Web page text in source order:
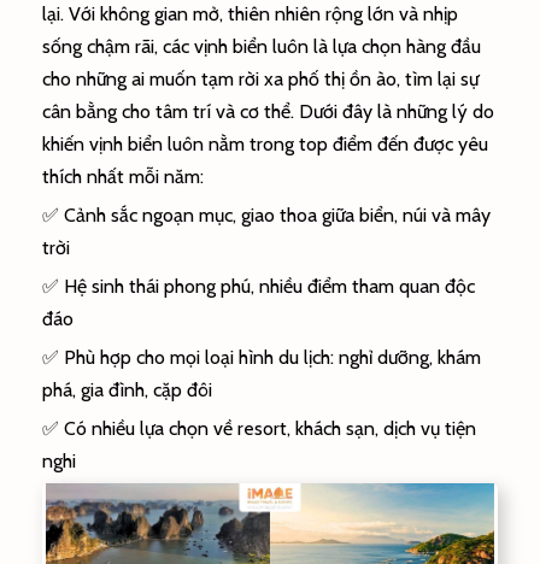
lại. Với không gian mở, thiên nhiên rộng lớn và nhịp
sống chậm rãi, các vịnh biển luôn là lựa chọn hàng đầu
cho những ai muốn tạm rời xa phố thị ồn ào, tìm lại sự
cân bằng cho tâm trí và cơ thể. Dưới đây là những lý do
khiến vịnh biển luôn nằm trong top điểm đến được yêu
thích nhất mỗi năm:
✅ Cảnh sắc ngoạn mục, giao thoa giữa biển, núi và mây
trời
✅ Hệ sinh thái phong phú, nhiều điểm tham quan độc
đáo
✅ Phù hợp cho mọi loại hình du lịch: nghỉ dưỡng, khám
phá, gia đình, cặp đôi
✅ Có nhiều lựa chọn về resort, khách sạn, dịch vụ tiện
nghi